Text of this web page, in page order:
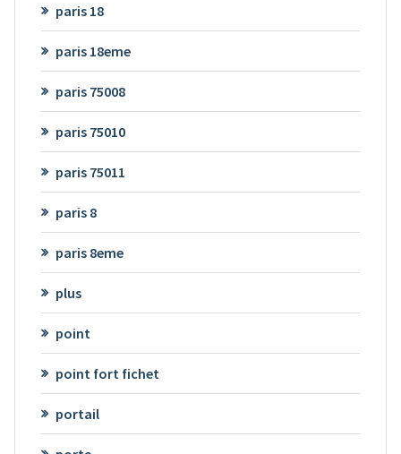
paris 18
paris 18eme
paris 75008
paris 75010
paris 75011
paris 8
paris 8eme
plus
point
point fort fichet
portail